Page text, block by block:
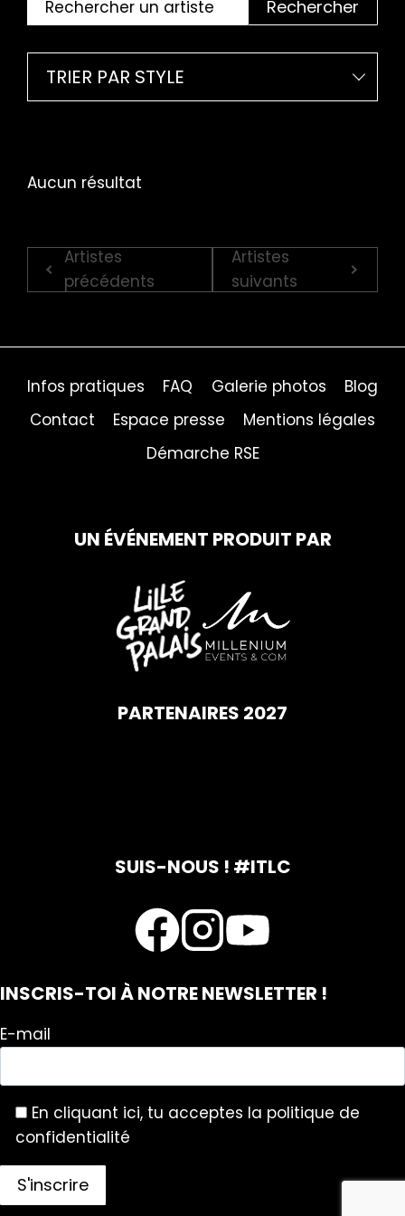
Rechercher
TRIER PAR STYLE
Aucun résultat
Artistes
précédents
Artistes
suivants
Infos pratiques FAQ Galerie photos
Blog
Contact
Espace presse
Mentions légales
Démarche RSE
UN ÉVÉNEMENT PRODUIT PAR
PARTENAIRES 2027
SUIS-NOUS ! #ITLC
INSCRIS-TOI À NOTRE NEWSLETTER !
E-mail
En cliquant ici, tu acceptes la politique de
confidentialité